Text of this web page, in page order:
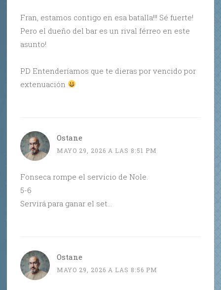
Fran, estamos contigo en esa batalla!!! Sé fuerte!
Pero el dueño del bar es un rival férreo en este
asunto!
PD Entenderíamos que te dieras por vencido por
extenuación
Ostane
MAYO 29, 2026 A LAS 8:51 PM
Fonseca rompe el servicio de Nole.
5-6
Servirá para ganar el set…
Ostane
MAYO 29, 2026 A LAS 8:56 PM